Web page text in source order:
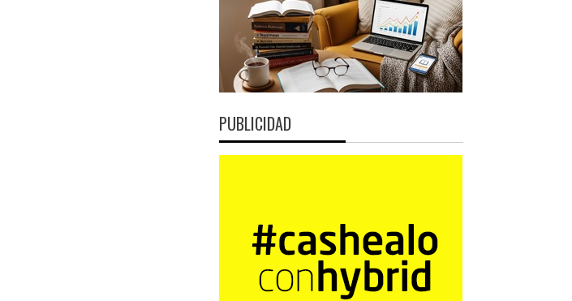
PUBLICIDAD